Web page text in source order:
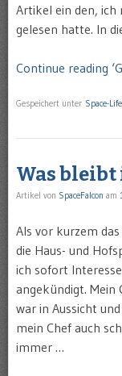
Artikel ein den, ich
gelesen hatte. In
Continue reading
Gespeichert unter Space-Life
Was bleibt
Artikel von SpaceFalcon am
Als vor kurzem
die Haus- und
ich sofort
angekündigt. Mein
war in Aussicht
mein Chef auch
immer …